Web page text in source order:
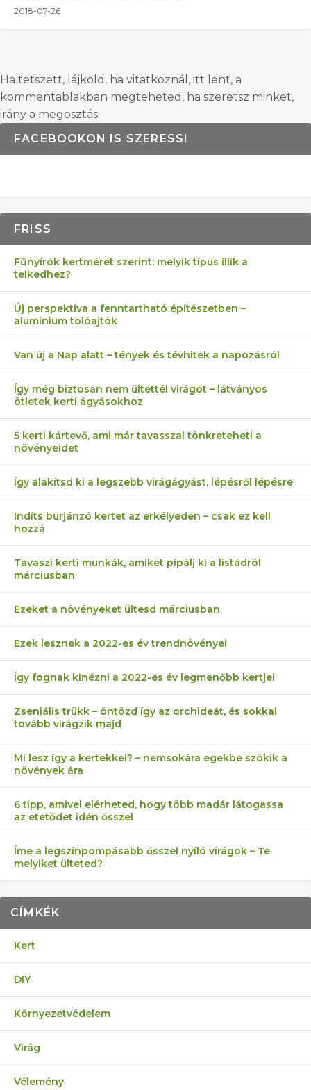
2018-07-26
Ha tetszett, lájkold, ha vitatkoznál, itt lent, a
kommentablakban megteheted, ha szeretsz minket,
irány a megosztás.
FACEBOOKON IS SZERESS!
FRISS
Fűnyírók kertméret szerint: melyik típus illik a
telkedhez?
Új perspektíva a fenntartható építészetben –
alumínium tolóajtók
Van új a Nap alatt – tények és tévhitek a napozásról
Így még biztosan nem ültettél virágot – látványos
ötletek kerti ágyásokhoz
5 kerti kártevő, ami már tavasszal tönkreteheti a
növényeidet
Így alakítsd ki a legszebb virágágyást, lépésről lépésre
Indíts burjánzó kertet az erkélyeden – csak ez kell
hozzá
Tavaszi kerti munkák, amiket pipálj ki a listádról
márciusban
Ezeket a növényeket ültesd márciusban
Ezek lesznek a 2022-es év trendnövényei
Így fognak kinézni a 2022-es év legmenőbb kertjei
Zseniális trükk – öntözd így az orchideát, és sokkal
tovább virágzik majd
Mi lesz így a kertekkel? – nemsokára egekbe szökik a
növények ára
6 tipp, amivel elérheted, hogy több madár látogassa
az etetődet idén ősszel
Íme a legszínpompásabb ősszel nyíló virágok – Te
melyiket ülteted?
CÍMKÉK
Kert
DIY
Környezetvédelem
Virág
Vélemény